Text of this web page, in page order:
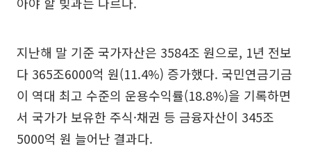
지난해 말 기준 국가자산은 3584조 원으로, 1년 전보
다 365조6000억 원(11.4%) 증가했다. 국민연금기금
이 역대 최고 수준의 운용수익률(18.8%)을 기록하면
서 국가가 보유한 주식·채권 등 금융자산이 345조
5000억 원 늘어난 결과다.